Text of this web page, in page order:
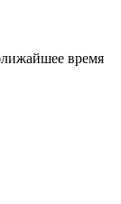
время